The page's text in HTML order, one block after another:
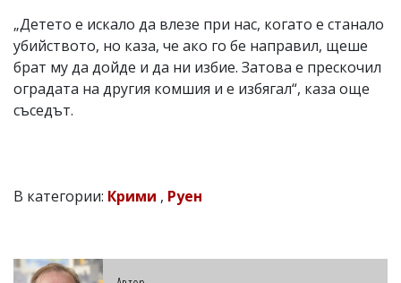
„Детето е искало да влезе при нас, когато е станало
убийството, но каза, че ако го бе направил, щеше
брат му да дойде и да ни избие. Затова е прескочил
оградата на другия комшия и е избягал“, каза още
съседът.
В категории: Крими , Руен